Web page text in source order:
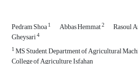
Pedram Shoa1 Abbas Hemmat2 Rasoul
Gheysari4
1MS Student, Department of Agricultural